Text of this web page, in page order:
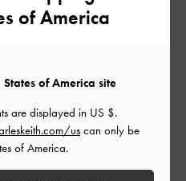
|カラー: ブラック系
かった
of America
of America site
are displayed in US $.
uscan only be
of America.